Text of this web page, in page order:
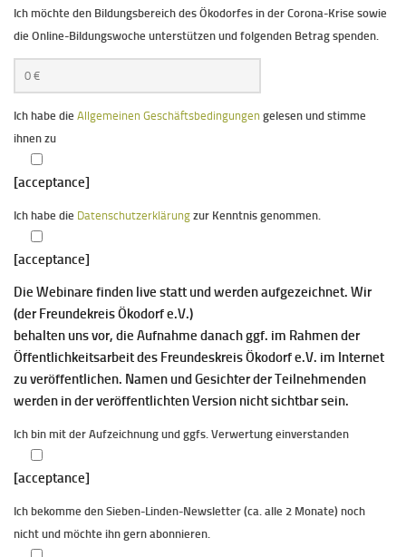
Ich möchte den Bildungsbereich des Ökodorfes in der Corona-Krise sowie
die Online-Bildungswoche unterstützen und folgenden Betrag spenden.
Ich habe die Allgemeinen Geschäftsbedingungen gelesen und stimme
ihnen zu
[acceptance]
Ich habe die Datenschutzerklärung zur Kenntnis genommen.
[acceptance]
Die Webinare finden live statt und werden aufgezeichnet. Wir
(der Freundekreis Ökodorf e.V.)
behalten uns vor, die Aufnahme danach ggf. im Rahmen der
Öffentlichkeitsarbeit des Freundeskreis Ökodorf e.V. im Internet
zu veröffentlichen. Namen und Gesichter der Teilnehmenden
werden in der veröffentlichten Version nicht sichtbar sein.
Ich bin mit der Aufzeichnung und ggfs. Verwertung einverstanden
[acceptance]
Ich bekomme den Sieben-Linden-Newsletter (ca. alle 2 Monate) noch
nicht und möchte ihn gern abonnieren.